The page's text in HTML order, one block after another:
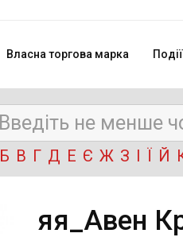
Власна торгова марка Події
Б В Г Д Е Є Ж З І Ї Й
яя_Авен